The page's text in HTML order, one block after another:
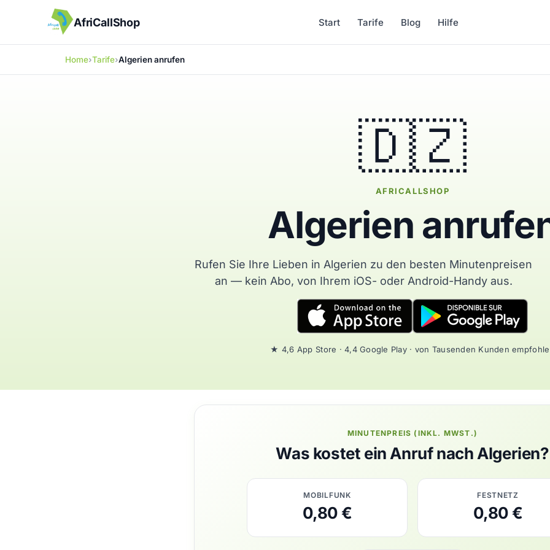
AfriCallShop Start Tarife Blog Hilfe
Home Tarife Algerien anrufen
🇩🇿
AFRICALLSHOP
Algerien
Rufen Sie Ihre Lieben in Algerien zu den besten Minutenpreisen
an — kein Abo, von Ihrem iOS- oder Android-Handy aus.
★ 4,6 App Store · 4,4 Google Play · von Tausenden Kunden
MINUTENPREIS (INKL. MWST.)
Was kostet ein Anruf nach Algerien?
MOBILFUNK
0,80 €
FESTNETZ
0,80 €